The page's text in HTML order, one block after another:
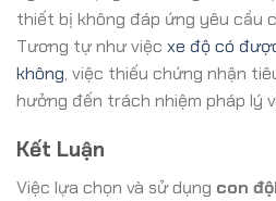
thiết bị không đáp ứng yêu cầu
Tương tự như việc xe độ có
không, việc thiếu chứng nhận
hưởng đến trách nhiệm pháp lý
Kết Luận
Việc lựa chọn và sử dụng con